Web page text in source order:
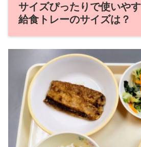
サイズぴったりで使いや
給食トレーのサイズは？